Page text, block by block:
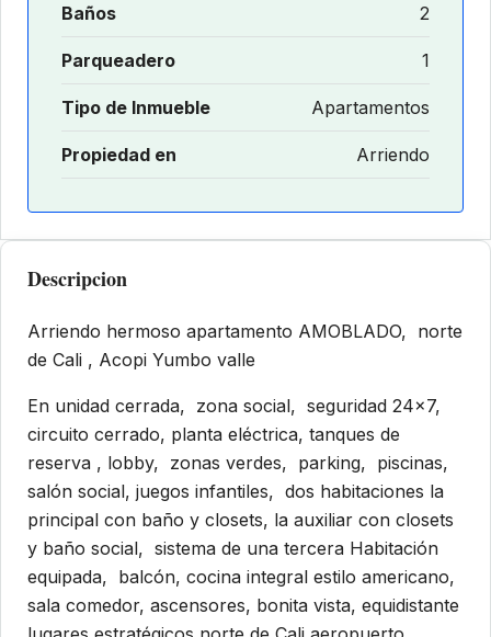
Baños 2
Parqueadero 1
Tipo de Inmueble Apartamentos
Propiedad en Arriendo
Descripcion
Arriendo hermoso apartamento AMOBLADO, norte
de Cali , Acopi Yumbo valle
En unidad cerrada, zona social, seguridad 24×7,
circuito cerrado, planta eléctrica, tanques de
reserva , lobby, zonas verdes, parking, piscinas,
salón social, juegos infantiles, dos habitaciones la
principal con baño y closets, la auxiliar con closets
y baño social, sistema de una tercera Habitación
equipada, balcón, cocina integral estilo americano,
sala comedor, ascensores, bonita vista, equidistante